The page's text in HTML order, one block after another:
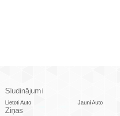
Sludinājumi
Lietoti Auto Jauni Auto
Ziņas